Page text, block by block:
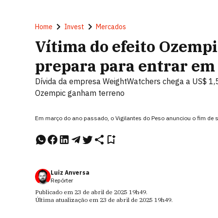
Home Invest Mercados
Vítima do efeito
prepara para entrar
Dívida da empresa WeightWatchers chega a US$
Ozempic ganham terreno
Em março do ano passado, o Vigilantes do Peso anunciou o fim de
Luiz Anversa
Repórter
Publicado em 23 de abril de 2025 19h49.
Última atualização em 23 de abril de 2025 19h49.